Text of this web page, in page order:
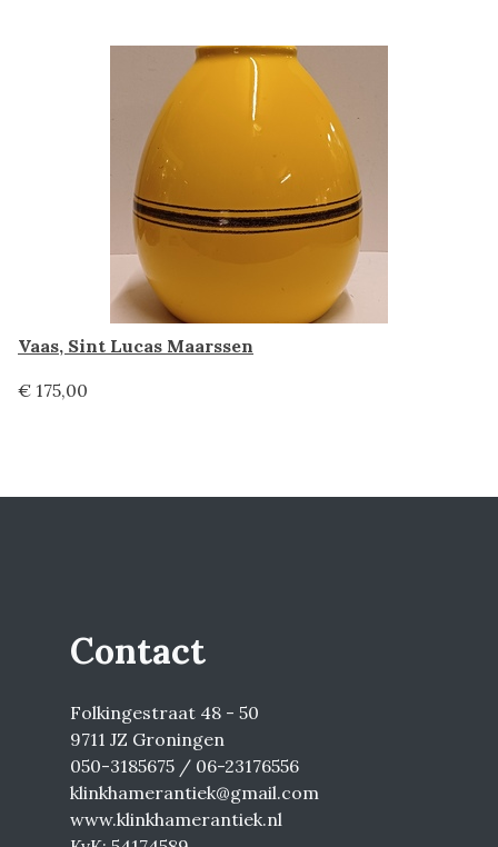
Vaas, Sint Lucas Maarssen
€ 175,00
Contact
Folkingestraat 48 - 50
9711 JZ Groningen
050-3185675 / 06-23176556
klinkhamerantiek@gmail.com
www.klinkhamerantiek.nl